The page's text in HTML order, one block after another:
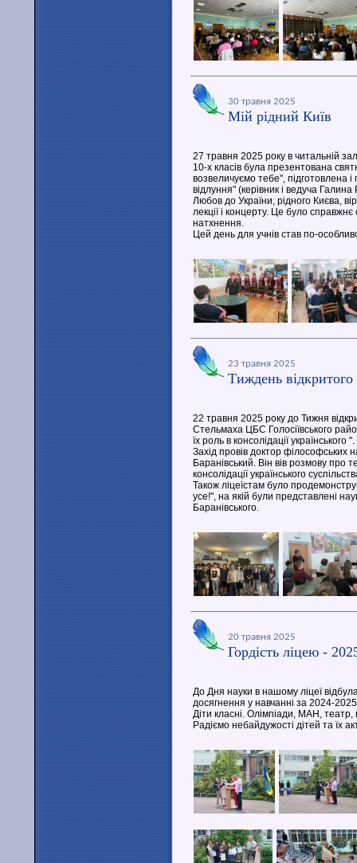
30 травня 2025
Мій рідний Київ
27 травня 2025 року в читальній
10-х класів була презентована
возвеличуємо тебе", підготовлена
відлуння" (керівник і ведуча Галина
Любов до України, рідного Києва,
лекції і концерту. Це було
натхнення.
Цей день для учнів став по-
23 травня 2025
Тиждень
22 травня 2025 року до Тижня
Стельмаха ЦБС Голосіївського
їх роль в консолідації українського ".
Захід провів доктор філософських
Баранівський. Він вів розмову
консолідації українського
Також ліцеїстам було
усе!", на якій були представлені
Баранівського.
20 травня 2025
Гордість ліцею -
До Дня науки в нашому ліцеї
досягнення у навчанні за 2024-
Діти класні. Олімпіади, МАН, театр,
Радіємо небайдужості дітей та їх